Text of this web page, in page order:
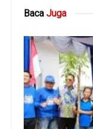
Baca Juga